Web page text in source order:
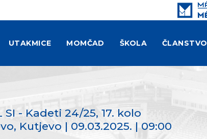
UTAKMICE MOMČAD ŠKOLA ČLANSTVO
SI - Kadeti 24/25, 17. kolo
Kutjevo | 09.03.2025. | 09:00